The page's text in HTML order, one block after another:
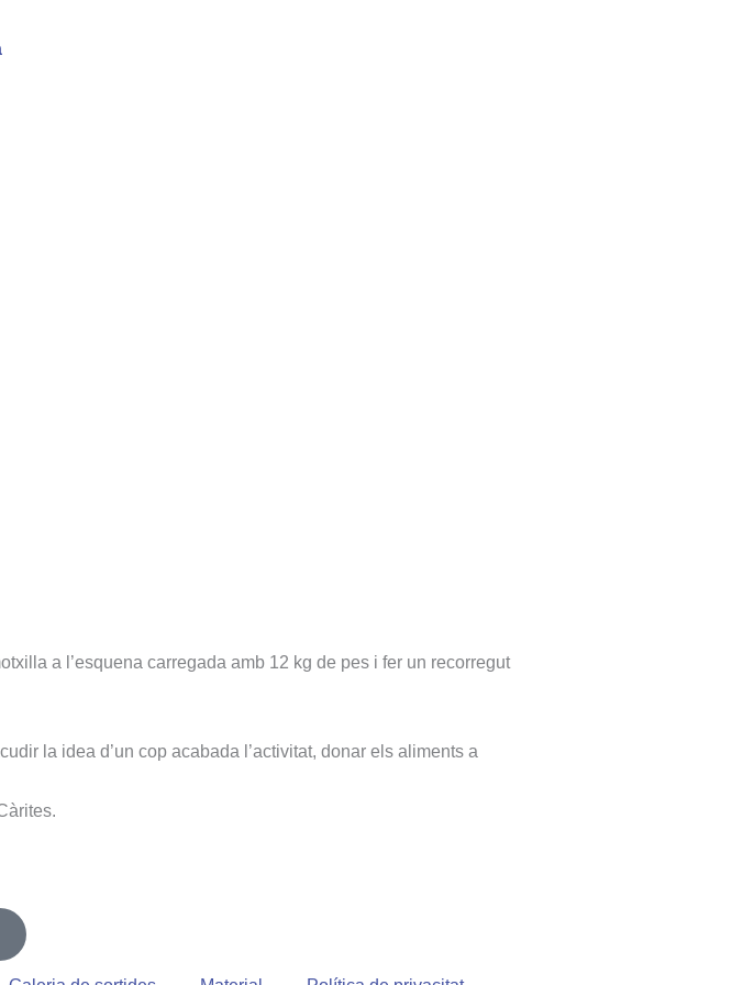
a l’esquena carregada amb 12 kg de pes i fer un recorregut
la idea d’un cop acabada l’activitat, donar els aliments a